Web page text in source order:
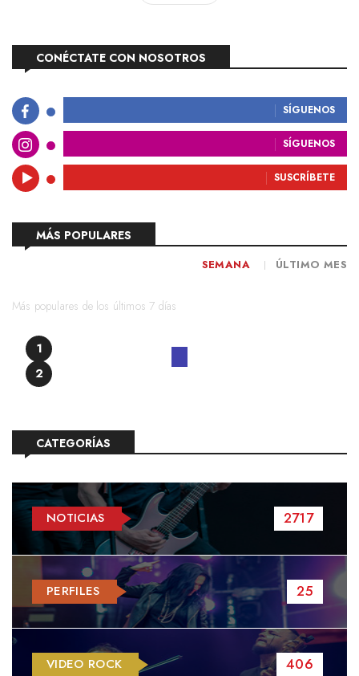
CONÉCTATE CON NOSOTROS
SÍGUENOS
SÍGUENOS
SUSCRÍBETE
MÁS POPULARES
SEMANA ÚLTIMO MES
Más populares de los últimos 7 días
1
2
CATEGORÍAS
NOTICIAS 2717
PERFILES 25
VIDEO ROCK 406